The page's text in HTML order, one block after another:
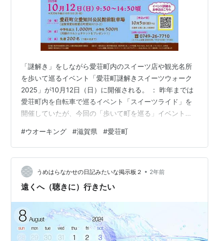
「謎解き」をしながら愛荘町内のスイーツ店や観光名所
を歩いて巡るイベント「愛荘町謎解きスイーツウォーク
2025」が10月12日（日）に開催される。 ： 昨年までは
愛荘町内を自転車で巡るイベント「スイーツライド」を
開催していたが、今回の「歩いて町を巡る」イベントは
時： 10月12日（日） 09：30～15：30頃。雨決行。荒天
時は10月13日（月・祝）に延期予定。 コース： 愛知川
公民館駐車場（愛荘町愛知川）をスタート・ゴール。
（参加は1グループ最大4人までとし、18歳以上の人が1人
以上含まれていることが必須）。グループ内に少なくと
#ウオーキング #滋賀県 #愛荘町
うめはらなかせの日記みたいな掲示板２ • 2年前
遠くへ（聴きに）行きたい